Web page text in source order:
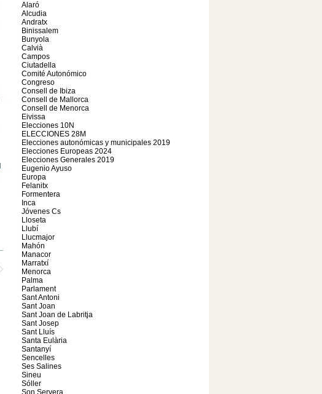
Alaró
Alcudia
Andratx
Binissalem
Bunyola
Calvià
Campos
Ciutadella
Comité Autonómico
Congreso
Consell de Ibiza
Consell de Mallorca
Consell de Menorca
Eivissa
Elecciones 10N
ELECCIONES 28M
Elecciones autonómicas y municipales 2019
Elecciones Europeas 2024
Elecciones Generales 2019
Eugenio Ayuso
Europa
Felanitx
Formentera
Inca
Jóvenes Cs
Lloseta
Llubí
Llucmajor
Mahón
Manacor
Marratxí
Menorca
Palma
Parlament
Sant Antoni
Sant Joan
Sant Joan de Labritja
Sant Josep
Sant Lluís
Santa Eulària
Santanyí
Sencelles
Ses Salines
Sineu
Sóller
Son Servera